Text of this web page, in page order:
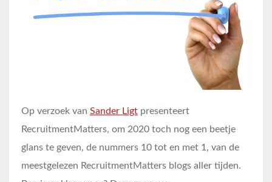
Op verzoek van Sander Ligt presenteert
RecruitmentMatters, om 2020 toch nog een beetje
glans te geven, de nummers 10 tot en met 1, van de
meestgelezen RecruitmentMatters blogs aller tijden.